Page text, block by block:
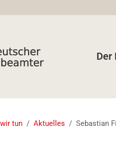
Der
tun Aktuelles Sebastian